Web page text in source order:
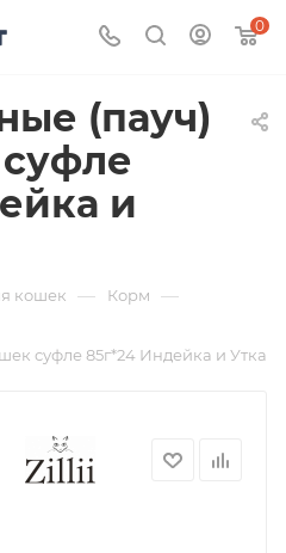
0
(пауч)
и
кошек — Корм —
суфле 85г*24 Индейка и Утка